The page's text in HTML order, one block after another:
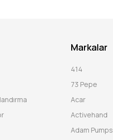
Markalar
414
73 Pepe
Acar
Activehand
Adam Pumps